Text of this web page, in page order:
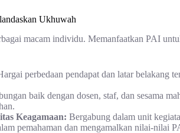
Ukhuwah
macam individu. Memanfaatkan PAI
perbedaan pendapat dan latar belakang
baik dengan dosen, staf, dan sesama
Keagamaan: Bergabung dalam unit
pemahaman dan mengamalkan nilai-nilai